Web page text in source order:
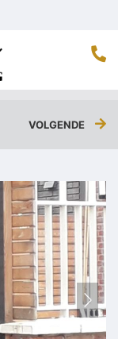
VOLGENDE